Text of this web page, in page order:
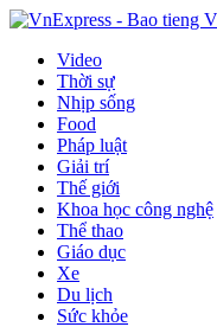
Video
Thời sự
Nhịp sống
Food
Pháp luật
Giải trí
Thế giới
Khoa học công nghệ
Thể thao
Giáo dục
Xe
Du lịch
Sức khỏe